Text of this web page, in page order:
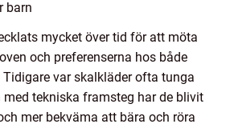
barn
mycket över tid för att möta
och preferenserna hos både
var skalkläder ofta tunga
tekniska framsteg har de blivit
mer bekväma att bära och röra